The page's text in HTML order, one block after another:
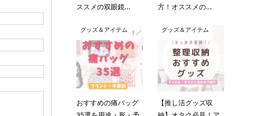
ススメの双眼鏡...
方！オススメの...
グッズ＆アイテム
おすすめの痛バッグ
グッズ＆アイテム
【推し活グッズ収